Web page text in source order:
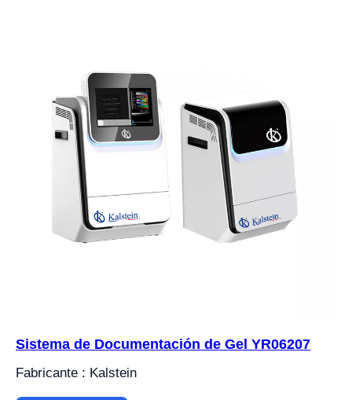
Sistema de Documentación de Gel YR06207
Fabricante : Kalstein